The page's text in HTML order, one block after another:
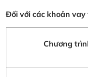
Đối với các khoản
Chương